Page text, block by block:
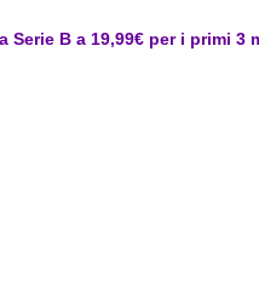
Serie B a 19,99€ per i primi